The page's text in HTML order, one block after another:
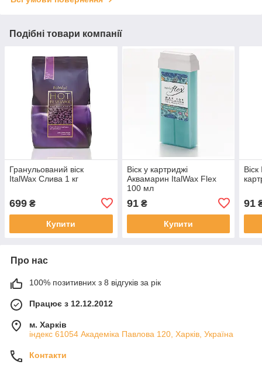
Подібні товари компанії
Гранульований віск
ItalWax Слива 1 кг
699 ₴
Купити
Віск у картриджі
Аквамарин ItalWax Flex
100 мл
91₴
Купити
91
Про нас
100% позитивних з 8 відгуків за рік
Працює з 12.12.2012
м. Харків
індекс 61054 Академіка Павлова 120, Харків, Україна
Контакти